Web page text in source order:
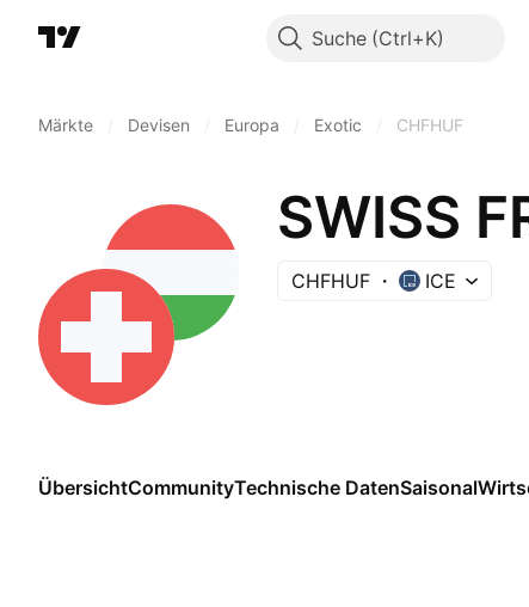
Suche
Märkte Devisen Europa Exotic CHFHUF
SWISS
CHFHUF ICE
ÜbersichtCommunityTechnische DatenSaisonal